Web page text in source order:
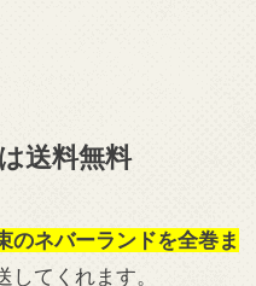
送料無料
のネバーランドを全巻ま
してくれます。